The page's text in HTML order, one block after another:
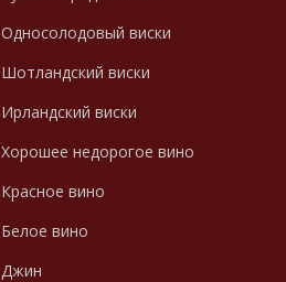
Односолодовый виски
Шотландский виски
Ирландский виски
Хорошее недорогое вино
Красное вино
Белое вино
Джин